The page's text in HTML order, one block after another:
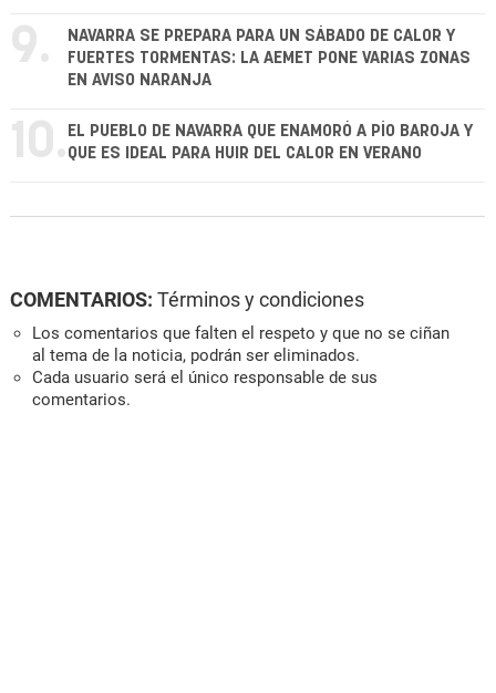
9.
NAVARRA SE PREPARA PARA UN SÁBADO DE CALOR Y
FUERTES TORMENTAS: LA AEMET PONE VARIAS ZONAS
EN AVISO NARANJA
10. EL PUEBLO DE NAVARRA QUE ENAMORÓ A PÍO BAROJA Y
QUE ES IDEAL PARA HUIR DEL CALOR EN VERANO
COMENTARIOS: Términos y condiciones
Los comentarios que falten el respeto y que no se ciñan
al tema de la noticia, podrán ser eliminados.
Cada usuario será el único responsable de sus
comentarios.